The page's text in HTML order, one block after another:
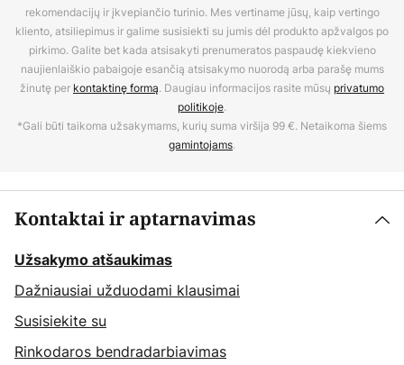
rekomendacijų ir įkvepiančio turinio. Mes vertiname jūsų, kaip vertingo
kliento, atsiliepimus ir galime susisiekti su jumis dėl produkto apžvalgos po
pirkimo. Galite bet kada atsisakyti prenumeratos paspaudę kiekvieno
naujienlaiškio pabaigoje esančią atsisakymo nuorodą arba parašę mums
žinutę per kontaktinę formą. Daugiau informacijos rasite mūsų privatumo
politikoje.
*Gali būti taikoma užsakymams, kurių suma viršija 99 €. Netaikoma šiems
gamintojams.
Kontaktai ir aptarnavimas
Užsakymo atšaukimas
Dažniausiai užduodami klausimai
Susisiekite su
Rinkodaros bendradarbiavimas